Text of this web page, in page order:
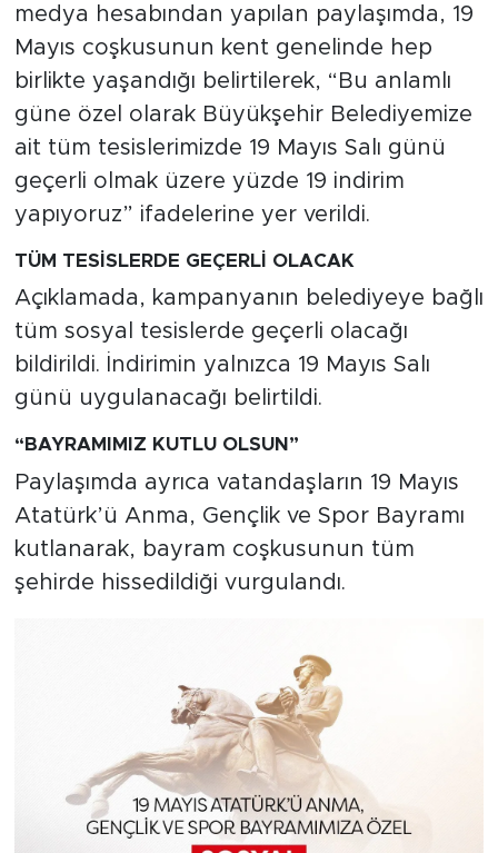
medya hesabından yapılan paylaşımda, 19
Mayıs coşkusunun kent genelinde hep
birlikte yaşandığı belirtilerek, “Bu anlamlı
güne özel olarak Büyükşehir Belediyemize
ait tüm tesislerimizde 19 Mayıs Salı günü
geçerli olmak üzere yüzde 19 indirim
yapıyoruz” ifadelerine yer verildi.
TÜM TESİSLERDE GEÇERLİ OLACAK
Açıklamada, kampanyanın belediyeye bağlı
tüm sosyal tesislerde geçerli olacağı
bildirildi. İndirimin yalnızca 19 Mayıs Salı
günü uygulanacağı belirtildi.
“BAYRAMIMIZ KUTLU OLSUN”
Paylaşımda ayrıca vatandaşların 19 Mayıs
Atatürk’ü Anma, Gençlik ve Spor Bayramı
kutlanarak, bayram coşkusunun tüm
şehirde hissedildiği vurgulandı.